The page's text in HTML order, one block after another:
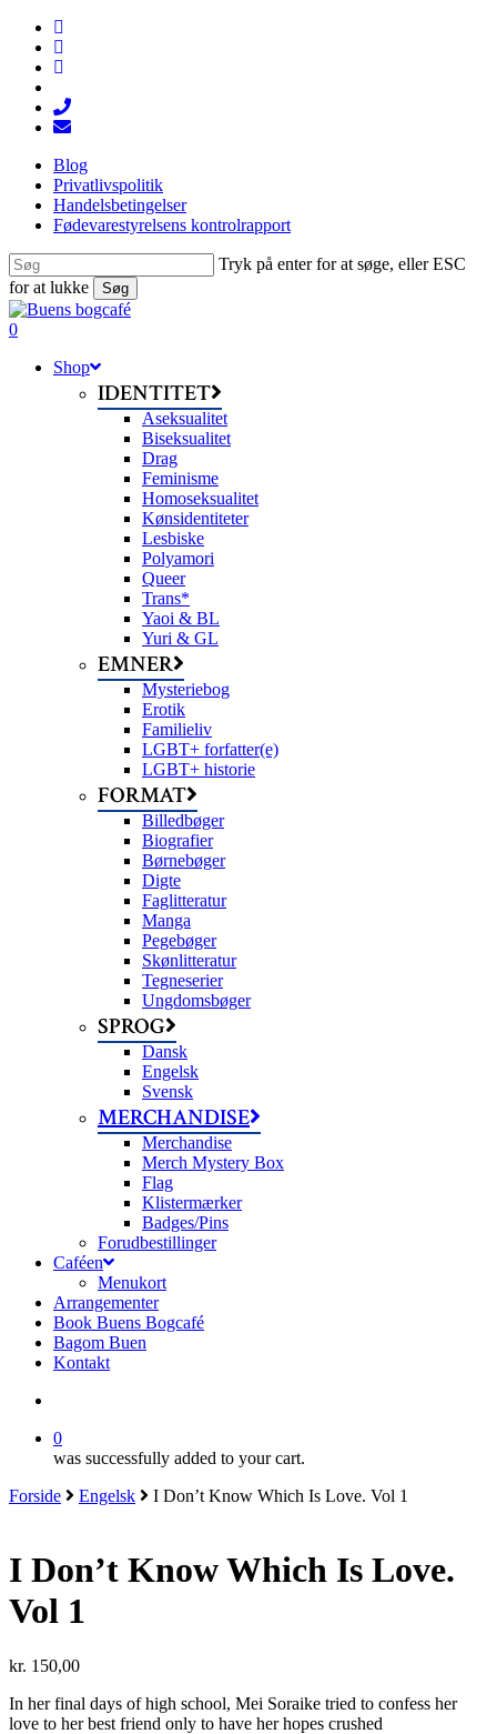
Skip
main
content
facebook
linkedin
instagram
phone
email
Blog
Privatlivspolitik
Handelsbetingelser
Fødevarestyrelsens kontrolrapport
Tryk på enter for at søge, eller ESC
for at lukke
Søg
Close
Search
search
0
Shop
IDENTITET
Aseksualitet
Biseksualitet
Drag
Feminisme
Homoseksualitet
Kønsidentiteter
Lesbiske
Polyamori
Queer
Trans*
Yaoi & BL
Yuri & GL
EMNER
Mysteriebog
Erotik
Familieliv
LGBT+ forfatter(e)
LGBT+ historie
FORMAT
Billedbøger
Biografier
Børnebøger
Digte
Faglitteratur
Manga
Pegebøger
Skønlitteratur
Tegneserier
Ungdomsbøger
SPROG
Dansk
Engelsk
Svensk
MERCHANDISE
Merchandise
Merch Mystery Box
Flag
Klistermærker
Badges/Pins
Forudbestillinger
Caféen
Menukort
Arrangementer
Book Buens Bogcafé
Bagom Buen
Kontakt
0
was successfully added to your cart.
Forside
Engelsk I Don’t Know Which Is Love. Vol 1
I Don’t Know Which Is Love.
Vol 1
kr. 150,00
In her final days of high school, Mei Soraike tried to confess her
love to her best friend only to have her hopes crushed